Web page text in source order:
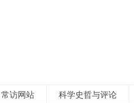
常访网站 科学史哲与评论